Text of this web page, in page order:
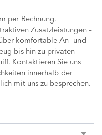
per Rechnung.
Zusatzleistungen –
komfortable An- und
bis hin zu privaten
Kontaktieren Sie uns
innerhalb der
mit uns zu besprechen.